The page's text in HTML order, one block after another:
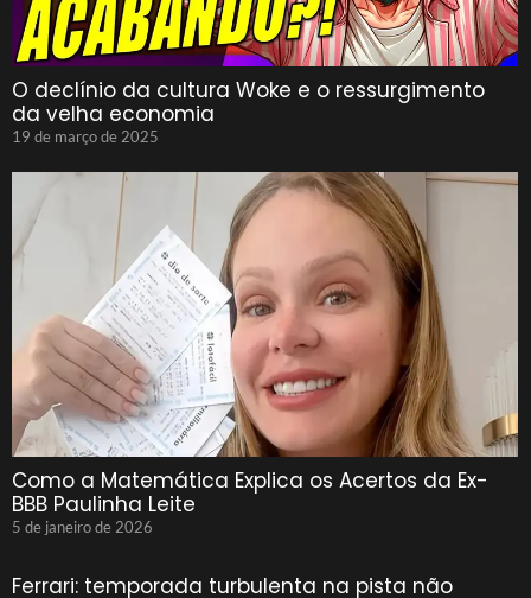
O declínio da cultura Woke e o ressurgimento
da velha economia
19 de março de 2025
Como a Matemática Explica os Acertos da Ex-
BBB Paulinha Leite
5 de janeiro de 2026
Ferrari: temporada turbulenta na pista não